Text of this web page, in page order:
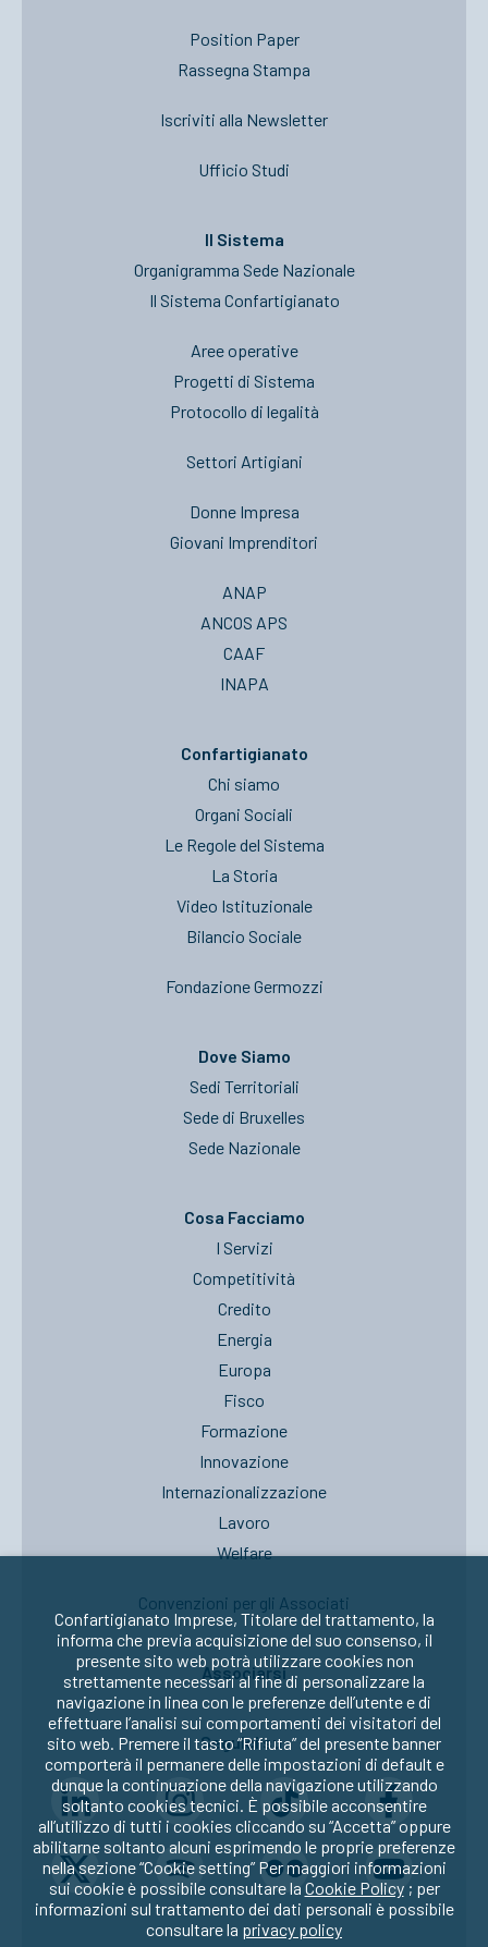
Position Paper
Rassegna Stampa
Iscriviti alla Newsletter
Ufficio Studi
Il Sistema
Organigramma Sede Nazionale
Il Sistema Confartigianato
Aree operative
Progetti di Sistema
Protocollo di legalità
Settori Artigiani
Donne Impresa
Giovani Imprenditori
ANAP
ANCOS APS
CAAF
INAPA
Confartigianato
Chi siamo
Organi Sociali
Le Regole del Sistema
La Storia
Video Istituzionale
Bilancio Sociale
Fondazione Germozzi
Dove Siamo
Sedi Territoriali
Sede di Bruxelles
Sede Nazionale
Cosa Facciamo
I Servizi
Competitività
Credito
Energia
Europa
Fisco
Formazione
Innovazione
Internazionalizzazione
Lavoro
Welfare
Convenzioni per gli Associati
Associarsi
Seguici su:
Confartigianato Imprese, Titolare del trattamento, la
informa che previa acquisizione del suo consenso, il
presente sito web potrà utilizzare cookies non
strettamente necessari al fine di personalizzare la
navigazione in linea con le preferenze dell’utente e di
effettuare l’analisi sui comportamenti dei visitatori del
sito web. Premere il tasto “Rifiuta” del presente banner
comporterà il permanere delle impostazioni di default e
dunque la continuazione della navigazione utilizzando
soltanto cookies tecnici. È possibile acconsentire
all’utilizzo di tutti i cookies cliccando su “Accetta” oppure
abilitarne soltanto alcuni esprimendo le proprie preferenze
nella sezione “Cookie setting” Per maggiori informazioni
sui cookie è possibile consultare la Cookie Policy; per
informazioni sul trattamento dei dati personali è possibile
consultare la privacy policy